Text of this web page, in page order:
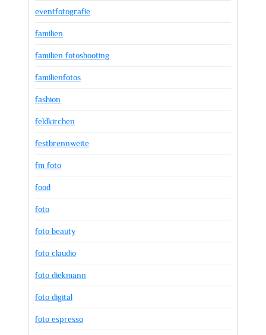
eventfotografie
familien
familien fotoshooting
familienfotos
fashion
feldkirchen
festbrennweite
fm foto
food
foto
foto beauty
foto claudio
foto diekmann
foto digital
foto espresso